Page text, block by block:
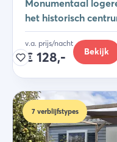
Monumentaal
het historisch
v.a. prijs/nacht
€ 128,- Bekijk
7 verblijfstypes